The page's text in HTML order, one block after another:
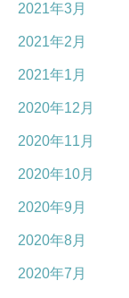
2021年3月
2021年2月
2021年1月
2020年12月
2020年11月
2020年10月
2020年9月
2020年8月
2020年7月